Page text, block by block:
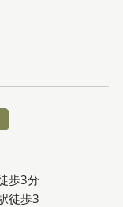
歩3分
徒歩3